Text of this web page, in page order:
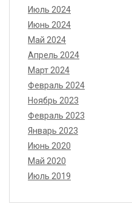
Июль 2024
Июнь 2024
Май 2024
Апрель 2024
Март 2024
Февраль 2024
Ноябрь 2023
Февраль 2023
Январь 2023
Июнь 2020
Май 2020
Июль 2019